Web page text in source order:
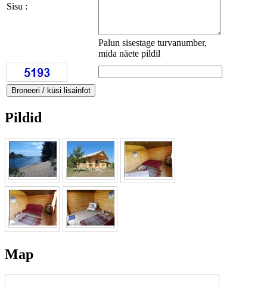
Sisu :
Palun sisestage turvanumber,
mida näete pildil
Pildid
Map